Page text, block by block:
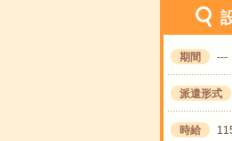
期間 ---
派遣形式
時給